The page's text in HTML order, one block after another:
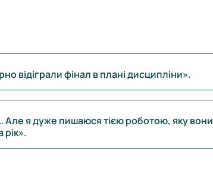
відіграли фінал в плані дисципліни».
Але я дуже пишаюся тією роботою, яку вони
рік».